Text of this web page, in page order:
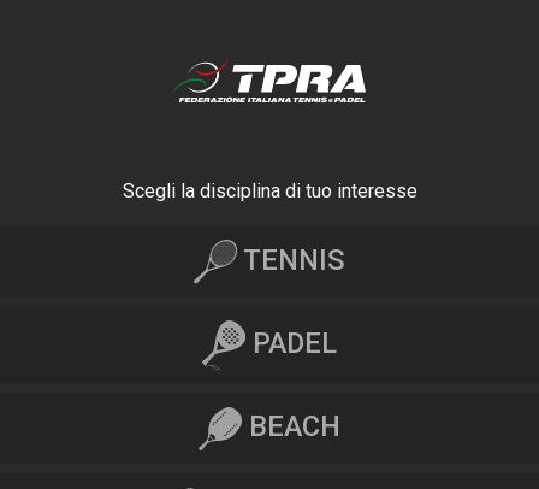
Scegli la disciplina di tuo interesse
TENNIS
PADEL
BEACH